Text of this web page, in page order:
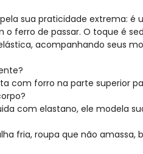
sua praticidade extrema:
ferro de passar. O toque é
acompanhando seus
com forro na parte superior
com elastano, ele modela
fria, roupa que não